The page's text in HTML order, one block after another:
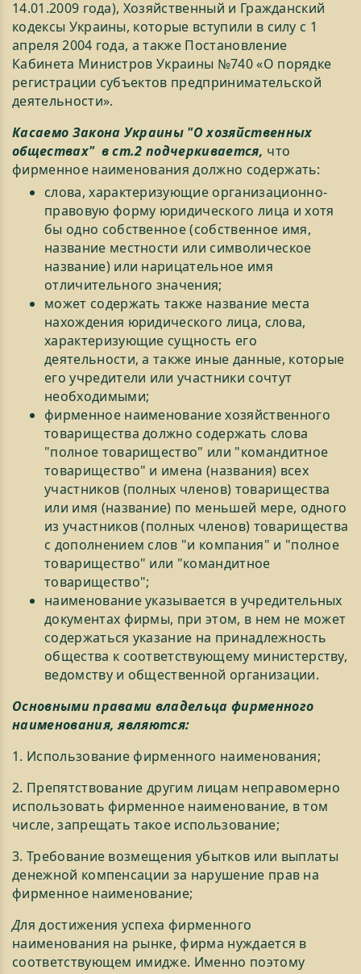
14.01.2009 года), Хозяйственный и Гражданский
кодексы Украины, которые вступили в силу с 1
апреля 2004 года, а также Постановление
Кабинета Министров Украины №740 «О порядке
регистрации субъектов предпринимательской
деятельности».
Касаемо Закона Украины "О хозяйственных
обществах" в ст.2 подчеркивается, что
фирменное наименования должно содержать:
слова, характеризующие организационно-
правовую форму юридического лица и хотя
бы одно собственное (собственное имя,
название местности или символическое
название) или нарицательное имя
отличительного значения;
может содержать также название места
нахождения юридического лица, слова,
характеризующие сущность его
деятельности, а также иные данные, которые
его учредители или участники сочтут
необходимыми;
фирменное наименование хозяйственного
товарищества должно содержать слова
"полное товарищество" или "командитное
товарищество" и имена (названия) всех
участников (полных членов) товарищества
или имя (название) по меньшей мере, одного
из участников (полных членов) товарищества
с дополнением слов "и компания" и "полное
товарищество" или "командитное
товарищество";
наименование указывается в учредительных
документах фирмы, при этом, в нем не может
содержаться указание на принадлежность
общества к соответствующему министерству,
ведомству и общественной организации.
Основными правами владельца фирменного
наименования, являются:
1. Использование фирменного наименования;
2. Препятствование другим лицам неправомерно
использовать фирменное наименование, в том
числе, запрещать такое использование;
3. Требование возмещения убытков или выплаты
денежной компенсации за нарушение прав на
фирменное наименование;
Для достижения успеха фирменного
наименования на рынке, фирма нуждается в
соответствующем имидже. Именно поэтому